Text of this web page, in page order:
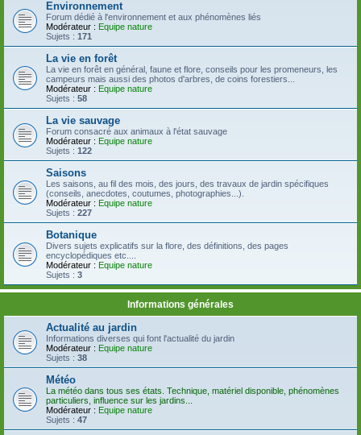
Environnement
Forum dédié à l'environnement et aux phénomènes liés
Modérateur : Equipe nature
Sujets : 171
La vie en forêt
La vie en forêt en général, faune et flore, conseils pour les promeneurs, les
campeurs mais aussi des photos d'arbres, de coins forestiers...
Modérateur : Equipe nature
Sujets : 58
La vie sauvage
Forum consacré aux animaux à l'état sauvage
Modérateur : Equipe nature
Sujets : 122
Saisons
Les saisons, au fil des mois, des jours, des travaux de jardin spécifiques
(conseils, anecdotes, coutumes, photographies...).
Modérateur : Equipe nature
Sujets : 227
Botanique
Divers sujets explicatifs sur la flore, des définitions, des pages
encyclopédiques etc....
Modérateur : Equipe nature
Sujets : 3
Informations générales
Actualité au jardin
Informations diverses qui font l'actualité du jardin
Modérateur : Equipe nature
Sujets : 38
Météo
La météo dans tous ses états. Technique, matériel disponible, phénomènes
particuliers, influence sur les jardins...
Modérateur : Equipe nature
Sujets : 47